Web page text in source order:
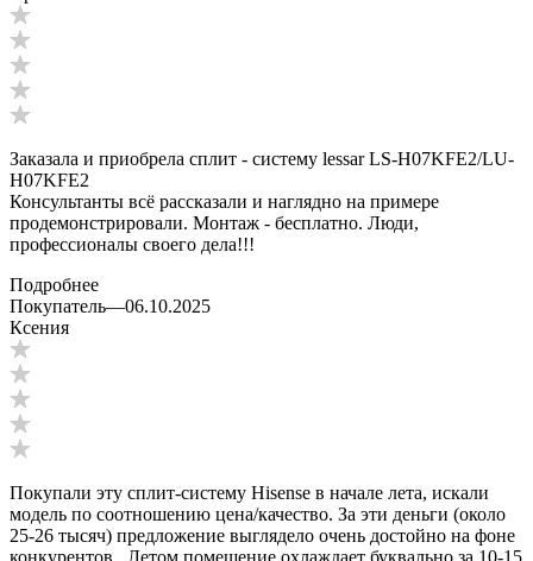
Заказала и приобрела сплит - систему lessar LS-H07KFE2/LU-
H07KFE2
Консультанты всё рассказали и наглядно на примере
продемонстрировали. Монтаж - бесплатно. Люди,
профессионалы своего дела!!!
Подробнее
Покупатель—06.10.2025
Ксения
Покупали эту сплит-систему Hisense в начале лета, искали
модель по соотношению цена/качество. За эти деньги (около
25-26 тысяч) предложение выглядело очень достойно на фоне